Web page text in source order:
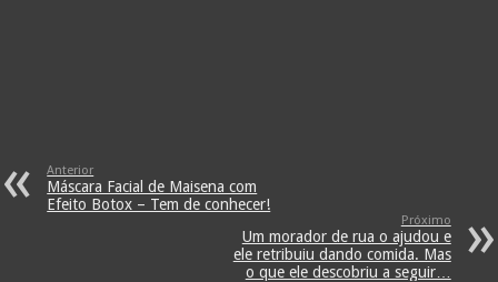
Anterior
Máscara Facial de Maisena com
Efeito Botox – Tem de conhecer!
Próximo
Um morador de rua o ajudou e
ele retribuiu dando comida. Mas
o que ele descobriu a seguir…